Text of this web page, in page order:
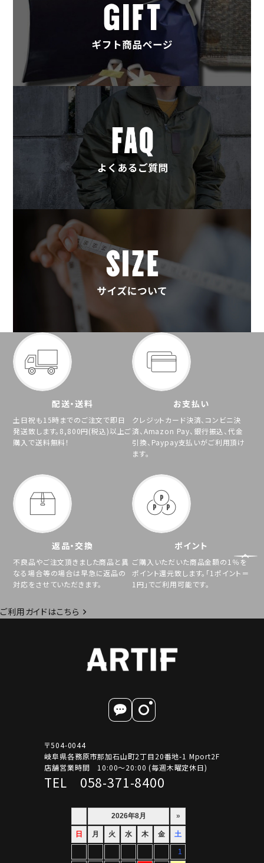
配送・送料
土日祝も15時までのご注文で即日
発送致します。8,800円(税込)以上ご
購入で送料無料！
お支払い
クレジットカード決済、コンビニ決
済、Amazon Pay、銀行振込、代金
引換、Paypay支払いがご利用頂け
ます。
返品・交換
不良品やご注文頂きました商品と異
なる場合等の場合は早急に返品の
対応をさせていただきます。
ポイント
ご購入いただいた商品金額の1％を
ポイント還元致します。「1ポイント＝
1円」でご利用可能です。
ご利用ガイドはこちら
〒504-0044
岐阜県各務原市那加石山町2丁目20番地-1 Mport2F
店舗営業時間 10:00～20:00 (毎週木曜定休日)
TEL 058-371-8400